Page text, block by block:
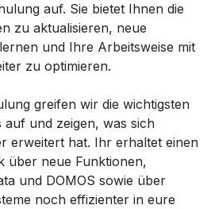
auf. Sie bietet Ihnen die
zu aktualisieren, neue
und Ihre Arbeitsweise mit
zu optimieren.
greifen wir die wichtigsten
auf und zeigen, was sich
erweitert hat. Ihr erhaltet einen
über neue Funktionen,
und DOMOS sowie über
noch effizienter in eure